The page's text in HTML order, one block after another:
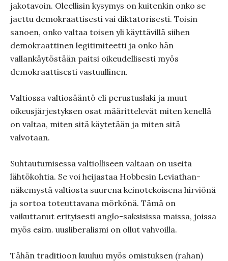
jakotavoin. Oleellisin kysymys on kuitenkin onko se
jaettu demokraattisesti vai diktatorisesti. Toisin
sanoen, onko valtaa toisen yli käyttävillä siihen
demokraattinen legitimiteetti ja onko hän
vallankäytöstään paitsi oikeudellisesti myös
demokraattisesti vastuullinen.
Valtiossa valtiosääntö eli perustuslaki ja muut
oikeusjärjestyksen osat määrittelevät miten kenellä
on valtaa, miten sitä käytetään ja miten sitä
valvotaan.
Suhtautumisessa valtiolliseen valtaan on useita
lähtökohtia. Se voi heijastaa Hobbesin Leviathan-
näkemystä valtiosta suurena keinotekoisena hirviönä
ja sortoa toteuttavana mörkönä. Tämä on
vaikuttanut erityisesti anglo-saksisissa maissa, joissa
myös esim. uusliberalismi on ollut vahvoilla.
Tähän traditioon kuuluu myös omistuksen (rahan)